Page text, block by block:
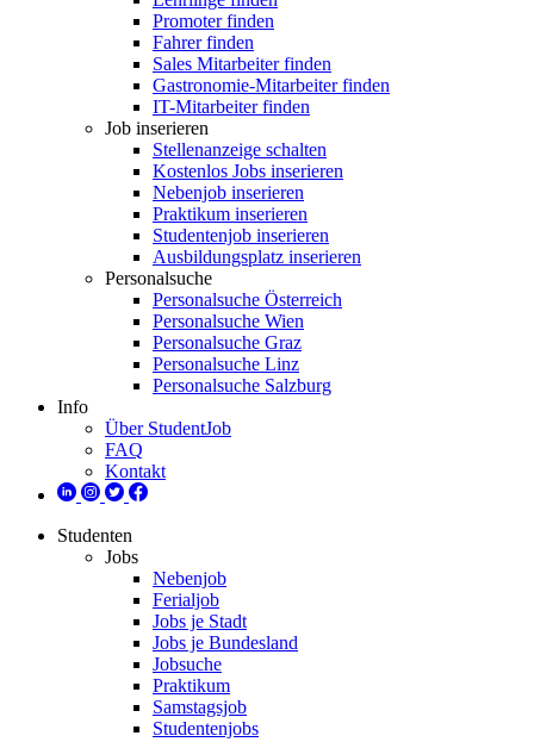
Promoter finden
Fahrer finden
Sales Mitarbeiter finden
Gastronomie-Mitarbeiter finden
IT-Mitarbeiter finden
Job inserieren
Stellenanzeige schalten
Kostenlos Jobs inserieren
Nebenjob inserieren
Praktikum inserieren
Studentenjob inserieren
Ausbildungsplatz inserieren
Personalsuche
Personalsuche Österreich
Personalsuche Wien
Personalsuche Graz
Personalsuche Linz
Personalsuche Salzburg
Info
Über StudentJob
FAQ
Kontakt
Studenten
Jobs
Nebenjob
Ferialjob
Jobs je Stadt
Jobs je Bundesland
Jobsuche
Praktikum
Samstagsjob
Studentenjobs